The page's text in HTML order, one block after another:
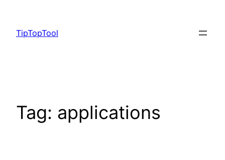
content
TipTopTool
Tag: applications